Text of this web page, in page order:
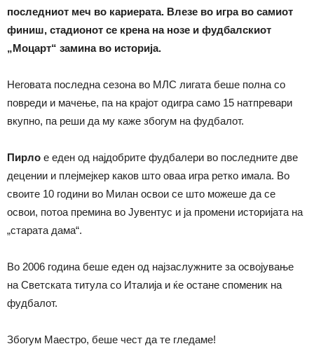
последниот меч во кариерата. Влезе во игра во самиот
финиш, стадионот се крена на нозе и фудбалскиот
„Моцарт“ замина во историја.
Неговата последна сезона во МЛС лигата беше полна со
повреди и мачење, па на крајот одигра само 15 натпревари
вкупно, па реши да му каже збогум на фудбалот.
Пирло е еден од најдобрите фудбалери во последните две
децении и плејмејкер каков што оваа игра ретко имала. Во
своите 10 години во Милан освои се што можеше да се
освои, потоа премина во Јувентус и ја промени историјата на
„старата дама“.
Во 2006 година беше еден од најзаслужните за освојување
на Светската титула со Италија и ќе остане споменик на
фудбалот.
Збогум Маестро, беше чест да те гледаме!